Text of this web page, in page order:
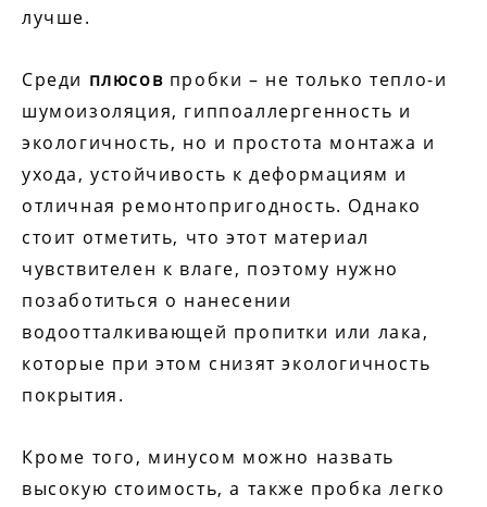
лучше.
Среди плюсов пробки – не только тепло-и
шумоизоляция, гиппоаллергенность и
экологичность, но и простота монтажа и
ухода, устойчивость к деформациям и
отличная ремонтопригодность. Однако
стоит отметить, что этот материал
чувствителен к влаге, поэтому нужно
позаботиться о нанесении
водоотталкивающей пропитки или лака,
которые при этом снизят экологичность
покрытия.
Кроме того, минусом можно назвать
высокую стоимость, а также пробка легко